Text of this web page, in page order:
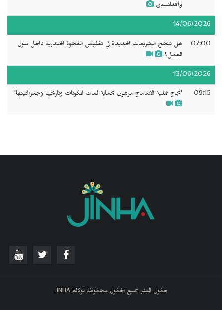
وأفغانستان
14/06/2026
07:00
هل تنجح التشريعات الجديدة في تقليص الفجوة الجندرية داخل سوق
العمل؟
13/06/2026
09:15 'نجاح عملية الاندماج مرهون بحماية لغات المكونات وتاريخها وجغرافيتها'
حقوق النشر جميع الحقوق محفوظة لوكالة JINHA